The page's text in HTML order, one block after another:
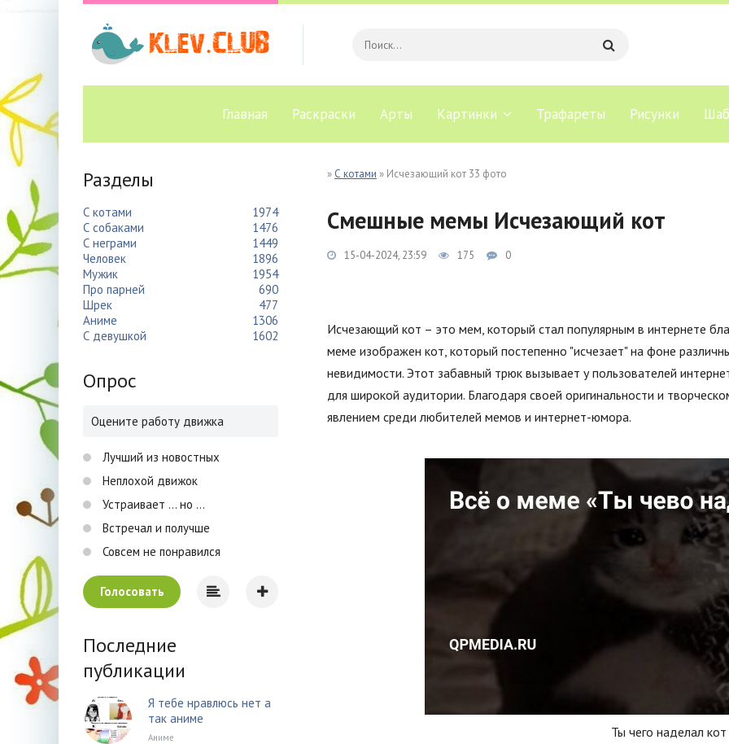
Главная Раскраски Арты Картинки Трафареты Рисунки
» С котами » Исчезающий кот 33 фото
Смешные мемы Исчезающий кот
15-04-2024, 23:59 175 0
Исчезающий кот – это мем, который стал популярным в интернете
меме изображен кот, который постепенно "исчезает" на фоне
невидимости. Этот забавный трюк вызывает у пользователей
для широкой аудитории. Благодаря своей оригинальности и
явлением среди любителей мемов и интернет-юмора.
Ты чего наделал кот
Разделы
С котами
1974
С собаками
1476
С неграми
1449
Человек
1896
Мужик
1954
Про парней
690
Шрек
477
Аниме
1306
С девушкой
1602
Опрос
Оцените работу движка
Лучший из новостных
Неплохой движок
Устраивает ... но ...
Встречал и получше
Совсем не понравился
Голосовать
Последние
публикации
Я тебе нравлюсь нет а
так аниме
Аниме